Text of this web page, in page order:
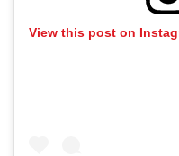
View this post on